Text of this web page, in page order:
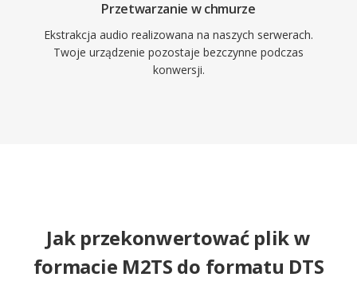
Przetwarzanie w chmurze
Ekstrakcja audio realizowana na naszych serwerach.
Twoje urządzenie pozostaje bezczynne podczas
konwersji.
Jak przekonwertować plik w
formacie M2TS do formatu DTS